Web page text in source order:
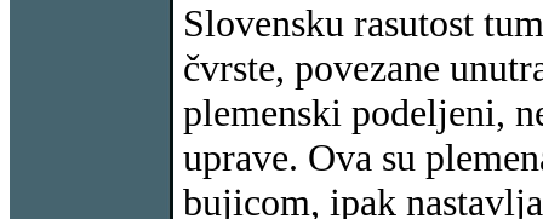
Slovensku rasutost
čvrste, povezane
plemenski podeljeni,
uprave. Ova su
bujicom, ipak